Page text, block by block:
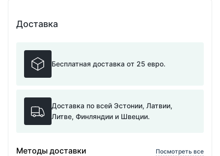
Доставка
Бесплатная доставка от 25 евро.
Доставка по всей Эстонии, Латвии,
Литве, Финляндии и Швеции.
Методы доставки Посмотреть все